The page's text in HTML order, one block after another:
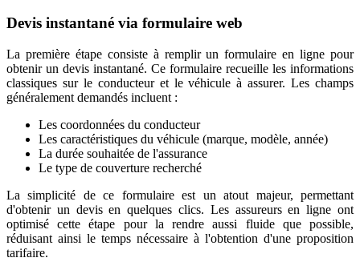
Devis instantané via formulaire web
La première étape consiste à remplir un formulaire en ligne pour
obtenir un devis instantané. Ce formulaire recueille les informations
classiques sur le conducteur et le véhicule à assurer. Les champs
généralement demandés incluent :
Les coordonnées du conducteur
Les caractéristiques du véhicule (marque, modèle, année)
La durée souhaitée de l'assurance
Le type de couverture recherché
La simplicité de ce formulaire est un atout majeur, permettant
d'obtenir un devis en quelques clics. Les assureurs en ligne ont
optimisé cette étape pour la rendre aussi fluide que possible,
réduisant ainsi le temps nécessaire à l'obtention d'une proposition
tarifaire.